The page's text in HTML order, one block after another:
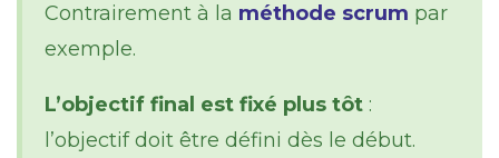
Contrairement à la méthode scrum par
exemple.
L’objectif final est fixé plus tôt :
l’objectif doit être défini dès le début.